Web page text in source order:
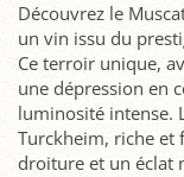
Découvrez le
un vin issu du
Ce terroir unique,
une dépression en
luminosité intense.
Turckheim, riche et
droiture et un éclat